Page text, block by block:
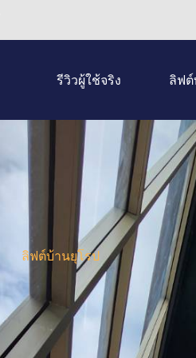
รีวิวผู้ใช้จริง ลิฟ
ลิฟต์บ้านยุโรป